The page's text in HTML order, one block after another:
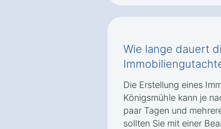
Wie lange dauert
Die Erstellung eines
Königsmühle kann je
paar Tagen und
sollten Sie mit einer